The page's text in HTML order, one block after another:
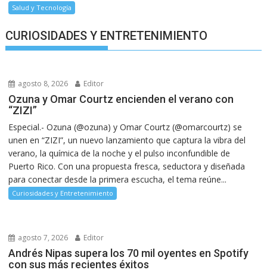
Salud y Tecnología
CURIOSIDADES Y ENTRETENIMIENTO
agosto 8, 2026 Editor
Ozuna y Omar Courtz encienden el verano con
“ZIZI”
Especial.- Ozuna (@ozuna) y Omar Courtz (@omarcourtz) se
unen en “ZIZI”, un nuevo lanzamiento que captura la vibra del
verano, la química de la noche y el pulso inconfundible de
Puerto Rico. Con una propuesta fresca, seductora y diseñada
para conectar desde la primera escucha, el tema reúne...
Curiosidades y Entretenimiento
agosto 7, 2026 Editor
Andrés Nipas supera los 70 mil oyentes en Spotify
con sus más recientes éxitos